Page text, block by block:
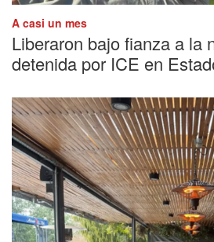
A casi un mes
Liberaron bajo fianza a la
detenida por ICE en